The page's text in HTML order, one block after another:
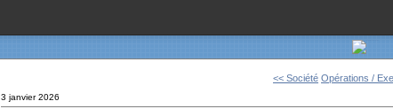
<< Société Opérations /
3 janvier 2026